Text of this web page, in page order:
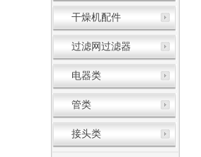
干燥机配件
过滤网过滤器
电器类
管类
接头类